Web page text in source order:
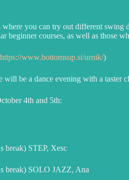
you can try out different swing
beginner courses, as well as those
https://www.bottomsup.si/urnik/)
will be a dance evening with a taster
4th and 5th:
break) STEP, Xesc
break) SOLO JAZZ, Ana